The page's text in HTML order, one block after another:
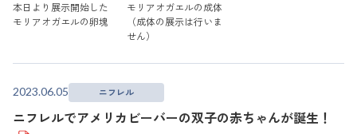
本日より展示開始した
モリアオガエルの卵塊
モリアオガエルの成体
（成体の展示は行いま
せん）
2023.06.05 ニフレル
ニフレルでアメリカビーバーの双子の赤ちゃんが誕生！